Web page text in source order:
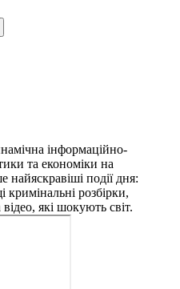
інформаційно-
та економіки на
найяскравіші події дня:
кримінальні розбірки,
які шокують світ.